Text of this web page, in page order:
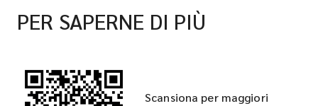
PER SAPERNE DI PIÙ
Scansiona per maggiori